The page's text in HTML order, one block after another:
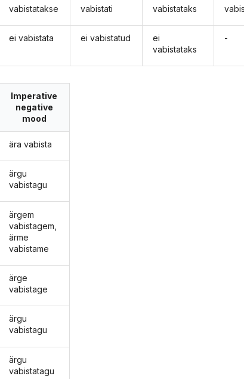
vabistatakse
ei vabistata
vabistati
ei vabistatud
vabistataks
ei
vabistataks
-
Imperative
negative
mood
ära vabista
ärgu
vabistagu
ärgem
vabistagem,
ärme
vabistame
ärge
vabistage
ärgu
vabistagu
ärgu
vabistatagu